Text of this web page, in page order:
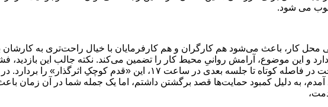
می شود.
کار، باعث می‌شود هم کارگران و هم کارفرمایان با خیال راحت‌تری به کارشان
پی‌درپی بود، ترجیح داد به‌جای استراحت در فاصله کوتاه تا جلسه
به دلیل کمبود حمایت‌ها قصد برگشتن داشتم، اما یک جمله شما در آن زمان باعث